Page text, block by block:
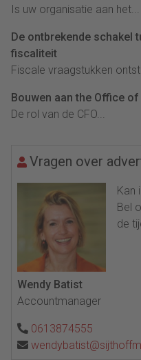
Is uw organisatie aan het...
De ontbrekende schakel
fiscaliteit
Fiscale vraagstukken
Bouwen aan the Office of
De rol van de CFO...
Vragen over
Kan
Bel
de
Wendy Batist
Accountmanager
0613874555